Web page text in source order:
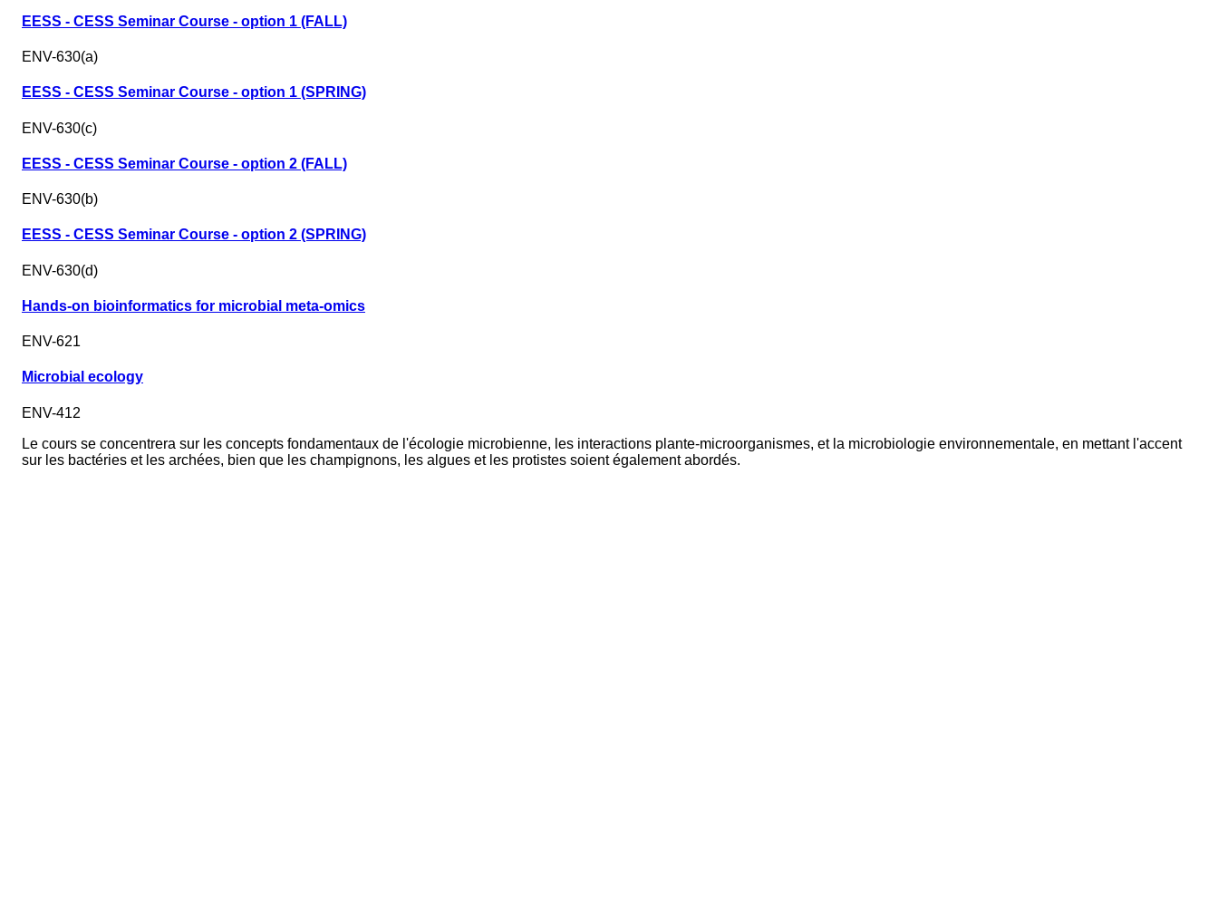
EESS - CESS Seminar Course - option 1 (FALL)
ENV-630(a)
EESS - CESS Seminar Course - option 1 (SPRING)
ENV-630(c)
EESS - CESS Seminar Course - option 2 (FALL)
ENV-630(b)
EESS - CESS Seminar Course - option 2 (SPRING)
ENV-630(d)
Hands-on bioinformatics for microbial meta-omics
ENV-621
Microbial ecology
ENV-412
Le cours se concentrera sur les concepts fondamentaux de l'écologie microbienne, les interactions plante-microorganismes, et la microbiologie environnementale, en mettant l'accent
sur les bactéries et les archées, bien que les champignons, les algues et les protistes soient également abordés.